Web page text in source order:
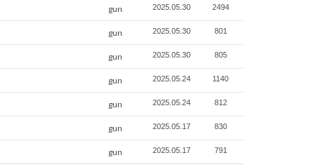
gun 2025.05.30 2494
gun 2025.05.30 801
gun 2025.05.30 805
gun 2025.05.24 1140
gun 2025.05.24 812
gun 2025.05.17 830
gun 2025.05.17 791